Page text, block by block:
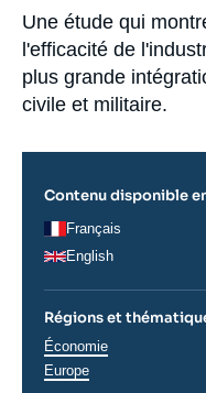
Accroche
Une étude qui
l'efficacité de
plus grande
civile et militaire.
Contenu disponible
Français
English
Régions et
Thématiques
analyses
Économie
Régions
Europe